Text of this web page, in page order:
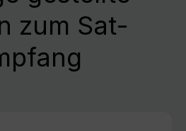
zum Sat-